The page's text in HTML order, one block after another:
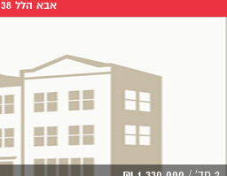
אבא הלל 38